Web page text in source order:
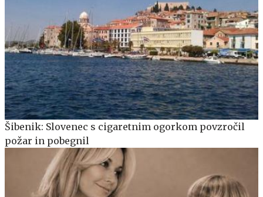
Šibenik: Slovenec s cigaretnim ogorkom povzročil
požar in pobegnil